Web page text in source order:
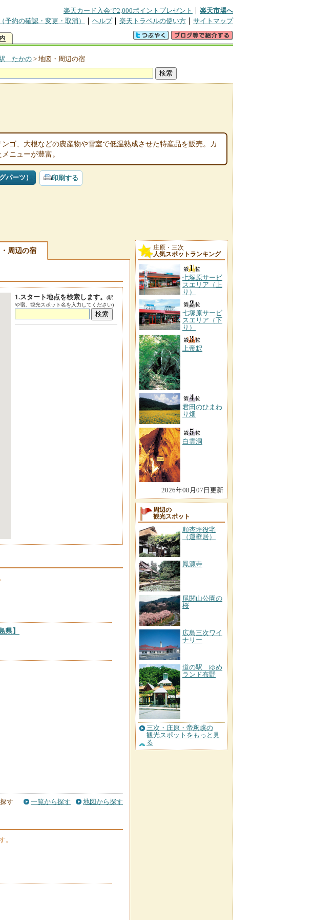
楽天カード入会で2,000ポイントプレゼント
楽天市場へ
予約の確認・変更・取消） ヘルプ 楽天トラベルの使い方 サイトマップ
たかの > 地図・周辺の宿
ゴ、大根などの農産物や雪室で低温熟成させた特産品を販売。カ
ニューが豊富。
パーツ） 印刷する
周辺の宿
1.スタート地点を検索します。
(駅
や宿、観光スポット名を入力してください)
県】
す 一覧から探す 地図から探す
。
庄原・三次
人気スポットランキング
七塚原サービ
スエリア（上
り）
七塚原サービ
スエリア（下
り）
上帝釈
君田のひまわ
り畑
白雲洞
2026年08月07日更新
周辺の
観光スポット
頼杏坪役宅
（運壁居）
鳳源寺
尾関山公園の
桜
広島三次ワイ
ナリー
道の駅 ゆめ
ランド布野
三次・庄原・帝釈峡の
観光スポットをもっと見
る